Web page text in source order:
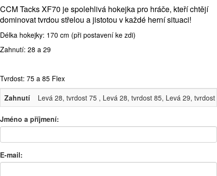
CCM Tacks XF70 je spolehlivá hokejka pro hráče, kteří chtějí
dominovat tvrdou střelou a jistotou v každé herní situaci!
Délka hokejky: 170 cm (při postavení ke zdi)
Zahnutí: 28 a 29
Tvrdost: 75 a 85 Flex
Zahnutí
Levá 28, tvrdost 75 , Levá 28, tvrdost 85, Levá 29,
Jméno a příjmení:
E-mail: